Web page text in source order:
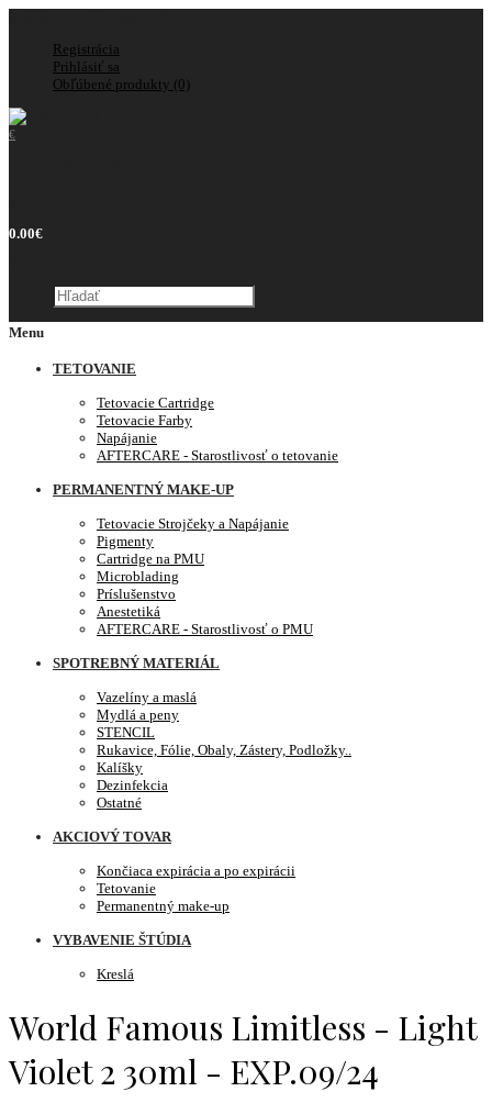
Registrácia
Prihlásiť sa
Obľúbené produkty (0)
€
0.00€
Menu
TETOVANIE
Tetovacie Cartridge
Tetovacie Farby
Napájanie
AFTERCARE - Starostlivosť o tetovanie
PERMANENTNÝ MAKE-UP
Tetovacie Strojčeky a Napájanie
Pigmenty
Cartridge na PMU
Microblading
Príslušenstvo
Anestetiká
AFTERCARE - Starostlivosť o PMU
SPOTREBNÝ MATERIÁL
Vazelíny a maslá
Mydlá a peny
STENCIL
Rukavice, Fólie, Obaly, Zástery, Podložky..
Kalíšky
Dezinfekcia
Ostatné
AKCIOVÝ TOVAR
Končiaca expirácia a po expirácii
Tetovanie
Permanentný make-up
VYBAVENIE ŠTÚDIA
Kreslá
World Famous Limitless - Light
Violet 2 30ml - EXP.09/24